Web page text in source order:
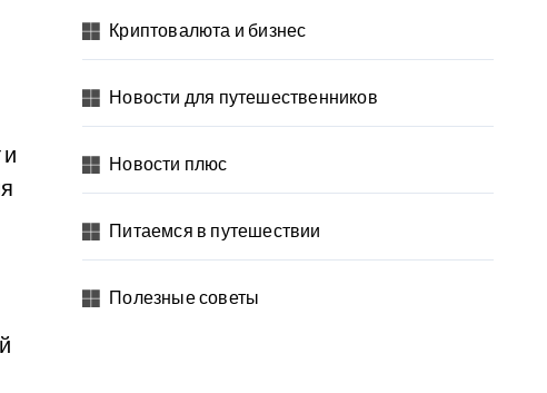
Криптовалюта и бизнес
Новости для путешественников
Новости плюс
Питаемся в путешествии
Полезные советы